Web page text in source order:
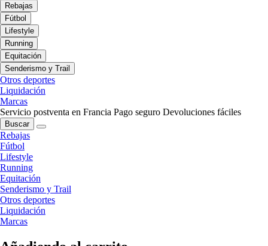
Rebajas
Fútbol
Lifestyle
Running
Equitación
Senderismo y Trail
Otros deportes
Liquidación
Marcas
Servicio postventa en Francia Pago seguro Devoluciones fáciles
Buscar
Rebajas
Fútbol
Lifestyle
Running
Equitación
Senderismo y Trail
Otros deportes
Liquidación
Marcas